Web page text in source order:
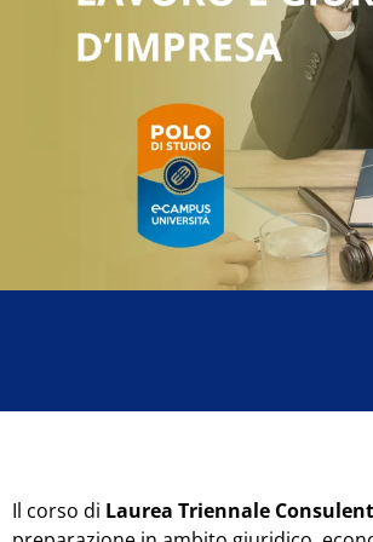
Il corso di Laurea Triennale